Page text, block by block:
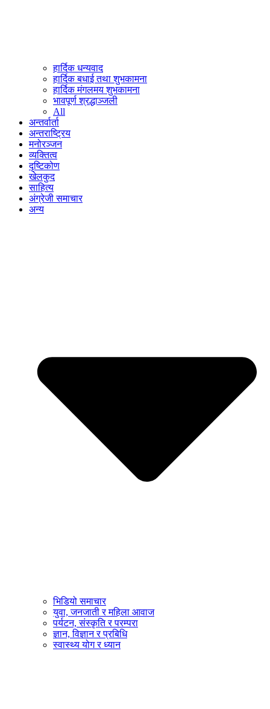
हार्दिक धन्यवाद
हार्दिक बधाई तथा शुभकामना
हार्दिक मंगलमय शुभकामना
भावपूर्ण श्रद्धाञ्जली
All
अन्तर्वार्ता
अन्तराष्ट्रिय
मनोरञ्जन
व्यक्तित्व
दृष्टिकोण
खेलकुद
साहित्य
अंग्रेजी समाचार
अन्य
भिडियो समाचार
युवा, जनजाती र महिला आवाज
पर्यटन, संस्कृति र परम्परा
ज्ञान, विज्ञान र प्रबिधि
स्वास्थ्य योग र ध्यान